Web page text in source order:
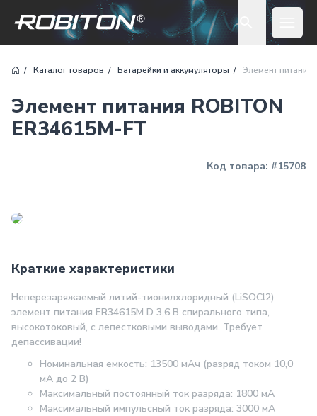
Каталог товаров Батарейки и аккумуляторы Элемент питания
Элемент питания ROBITON
ER34615M-FT
Код товара: #15708
Краткие характеристики
Неперезаряжаемый литий-тионилхлоридный (LiSOCl2)
элемент питания ER34615M D 3,6 В спирального типа,
высокотоковый, с лепестковыми выводами. Требует
депассивации!
Номинальная емкость: 13500 мАч (разряд током 10,0
мА до 2 В)
Максимальный постоянный ток разряда: 1800 мА
Максимальный импульсный ток разряда: 3000 мА